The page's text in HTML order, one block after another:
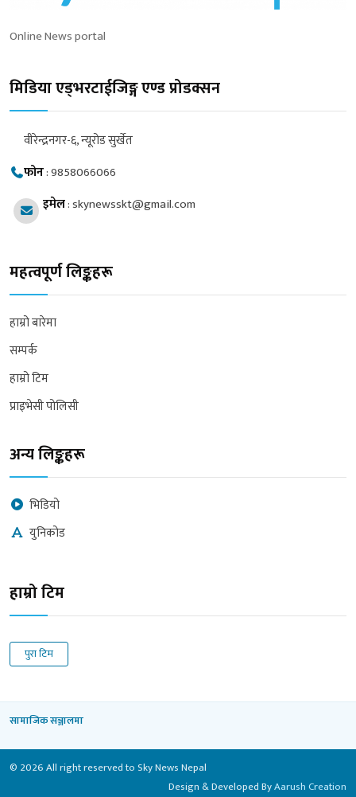
Online News portal
मिडिया एड्भरटाईजिङ्ग एण्ड प्रोडक्सन
वीरेन्द्रनगर-६, न्यूरोड सुर्खेत
फोन:9858066066
इमेल:skynewsskt@gmail.com
महत्वपूर्ण लिङ्कहरू
हाम्रो बारेमा
सम्पर्क
हाम्रो टिम
प्राइभेसी पोलिसी
अन्य लिङ्कहरू
भिडियो
युनिकोड
हाम्रो टिम
पुरा टिम
सामाजिक सञ्जालमा
© 2026 All right reserved to Sky News Nepal
Design & Developed ByAarush Creation